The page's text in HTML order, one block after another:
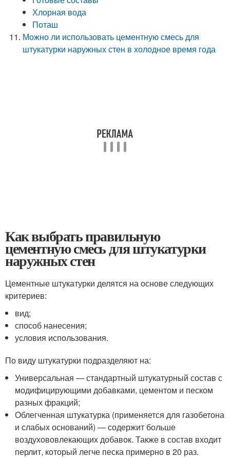
Хлорная вода
Поташ
Можно ли использовать цементную смесь для
штукатурки наружных стен в холодное время года
Как выбрать правильную
цементную смесь для штукатурки
наружных стен
Цементные штукатурки делятся на основе следующих
критериев:
вид;
способ нанесения;
условия использования.
По виду штукатурки подразделяют на:
Универсальная — стандартный штукатурный состав с
модифицирующими добавками, цементом и песком
разных фракций;
Облегченная штукатурка (применяется для газобетона
и слабых оснований) — содержит больше
воздухововлекающих добавок. Также в состав входит
перлит, который легче песка примерно в 20 раз.